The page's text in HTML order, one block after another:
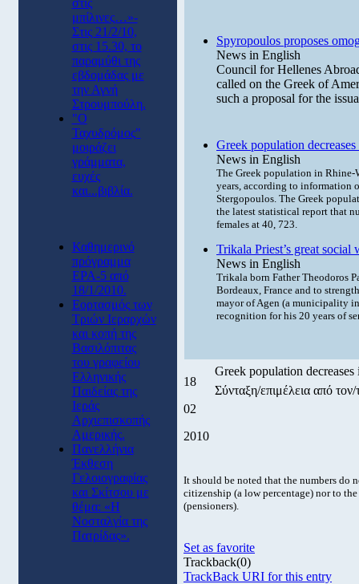
στις
μπίλινες…»-
Στις 21/2/10,
στις 15.30, το
παραμύθι της
εβδομάδας με
την Αγνή
Στρουμπούλη.
"Ο
Ταχυδρόμος"
μοιράζει
γράμματα,
ευχές
και...βιβλία.
Καθημερινό
πρόγραμμα
ΕΡΑ-5 από
18/1/2010.
Εορτασμός των
Τριών Ιεραρχών
και κοπή της
Βασιλόπιτας
του γραφείου
Ελληνικής
Παιδείας της
Ιεράς
Αρχιεπισκοπής
Αμερικής.
Πανελλήνια
Έκθεση
Γελοιογραφίας
και Σκίτσου με
θέμα: «Η
Νοσταλγία της
Πατρίδας».
Spyropoulos proposes
News in English
Council for Hellenes
called on the Greek of
such a proposal for the
Greek population
News in English
The Greek population in Rhine-
years, according to information
Stergopoulos. The Greek
the latest statistical report that
females at 40, 723.
Trikala Priest’s great
News in English
Trikala born Father Theodoros
Bordeaux, France and to
mayor of Agen (a municipality
recognition for his 20 years of
18
02
2010
Greek population
Σύνταξη/επιμέλεια από
It should be noted that the numbers do
citizenship (a low percentage) nor to
(pensioners).
Set as favorite
Trackback(0)
TrackBack URI for this entry